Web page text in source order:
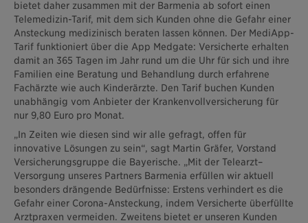
bietet daher zusammen mit der Barmenia ab sofort einen
Telemedizin-Tarif, mit dem sich Kunden ohne die Gefahr einer
Ansteckung medizinisch beraten lassen können. Der MediApp-
Tarif funktioniert über die App Medgate: Versicherte erhalten
damit an 365 Tagen im Jahr rund um die Uhr für sich und ihre
Familien eine Beratung und Behandlung durch erfahrene
Fachärzte wie auch Kinderärzte. Den Tarif buchen Kunden
unabhängig vom Anbieter der Krankenvollversicherung für
nur 9,80 Euro pro Monat.
„In Zeiten wie diesen sind wir alle gefragt, offen für
innovative Lösungen zu sein“, sagt Martin Gräfer, Vorstand
Versicherungsgruppe die Bayerische. „Mit der Telearzt–
Versorgung unseres Partners Barmenia erfüllen wir aktuell
besonders drängende Bedürfnisse: Erstens verhindert es die
Gefahr einer Corona-Ansteckung, indem Versicherte überfüllte
Arztpraxen vermeiden. Zweitens bietet er unseren Kunden